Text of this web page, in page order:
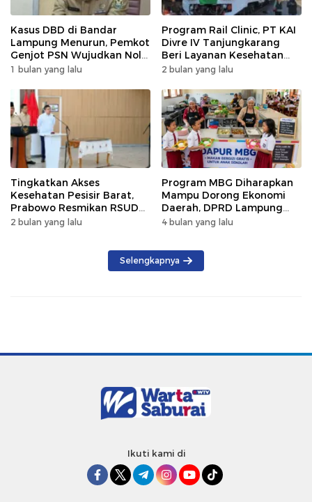
Kasus DBD di Bandar
Lampung Menurun, Pemkot
Genjot PSN Wujudkan Nol
Kematian
1 bulan yang lalu
Program Rail Clinic, PT KAI
Divre IV Tanjungkarang
Beri Layanan Kesehatan
Gratis 250 Warga
2 bulan yang lalu
Tingkatkan Akses
Kesehatan Pesisir Barat,
Prabowo Resmikan RSUD
KH Muhammad Thohir
2 bulan yang lalu
Program MBG Diharapkan
Mampu Dorong Ekonomi
Daerah, DPRD Lampung
Tekankan Pemanfaatan
4 bulan yang lalu
Selengkapnya
Ikuti kami di